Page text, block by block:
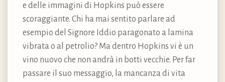
e delle immagini di Hopkins può essere
scoraggiante. Chi ha mai sentito parlare ad
esempio del Signore Iddio paragonato a lamina
vibrata o al petrolio? Ma dentro Hopkins vi è un
vino nuovo che non andrà in botti vecchie. Per far
passare il suo messaggio, la mancanza di vita